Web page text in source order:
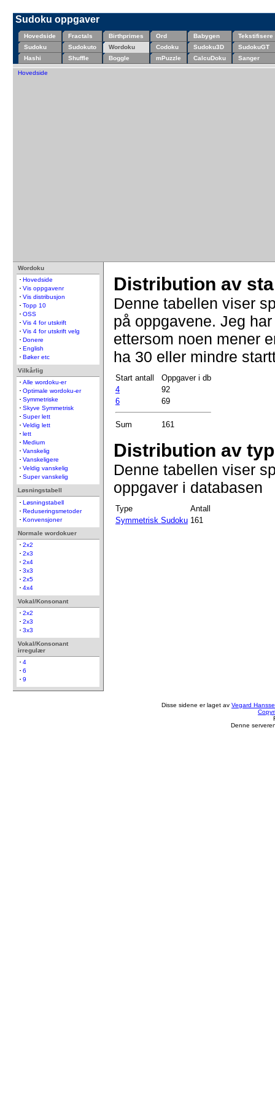
Sudoku oppgaver
Hovedside Fractals Birthprimes Ord Babygen
Tekstifisere
Sudoku
Sudokuto Wordoku Codoku Sudoku3D
SudokuGT
Hashi
Shuffle Boggle mPuzzle CalcuDoku Sanger
Hovedside
Wordoku
Hovedside
Vis oppgavenr
Vis distribusjon
Topp 10
OSS
Vis 4 for utskrift
Vis 4 for utskrift velg
Donere
English
Bøker etc
Vilkårlig
Alle wordoku-er
Optimale wordoku-er
Symmetriske
Skyve Symmetrisk
Super lett
Veldig lett
lett
Medium
Vanskelig
Vanskeligere
Veldig vanskelig
Super vanskelig
Løsningstabell
Løsningstabell
Reduseringsmetoder
Konvensjoner
Normale wordokuer
2x2
2x3
2x4
3x3
2x5
4x4
Vokal/Konsonant
2x2
2x3
3x3
Vokal/Konsonant
irregulær
4
6
9
Distribution av
Denne tabellen viser
på oppgavene. Jeg
ettersom noen mener
ha 30 eller mindre
Start antall
Oppgaver i db
4
92
6
69
Sum 161
Distribution av
Denne tabellen viser
oppgaver i databasen
Type
Antall
Symmetrisk Sudoku 161
Disse sidene er laget av Vegard
Denne